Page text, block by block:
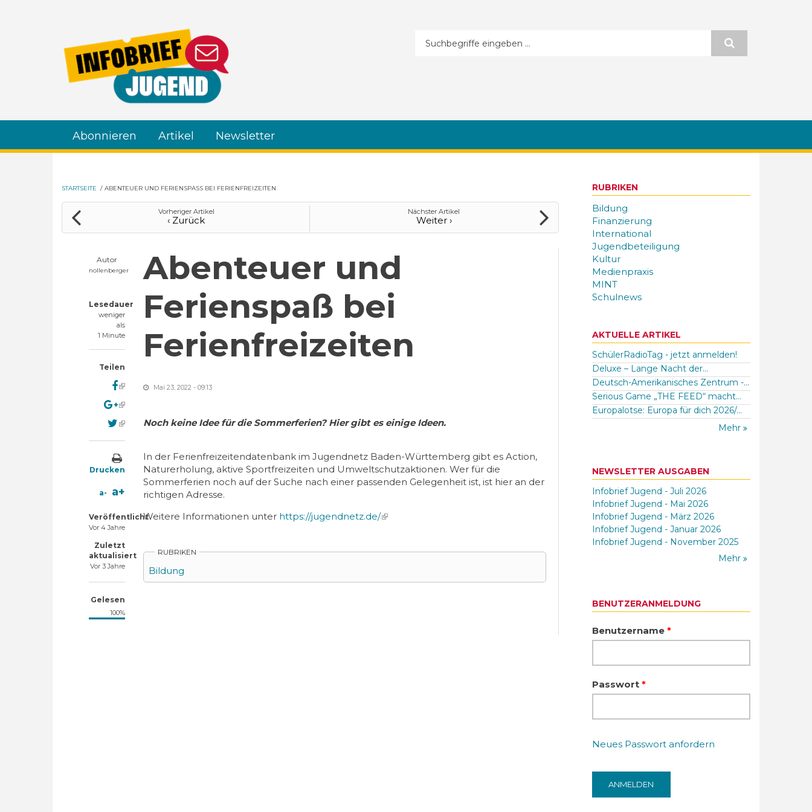
Suchformular
Abonnieren Artikel Newsletter
STARTSEITE / ABENTEUER UND FERIENSPASS BEI FERIENFREIZEITEN
Vorheriger Artikel
‹ Zurück
Nächster Artikel
Weiter ›
Autor
nollenberger
Lesedauer
weniger
als
1 Minute
Teilen
(link is external)
(link is external)
(link is external)
Drucken
a- a+
Veröffentlicht
Vor 4 Jahre
Zuletzt
aktualisiert
Vor 3 Jahre
Gelesen
100%
Abenteuer und
Ferienspaß bei
Ferienfreizeiten
Mai 23, 2022 - 09:13
Noch keine Idee für die Sommerferien? Hier gibt es einige Ideen.
In der Ferienfreizeitendatenbank im Jugendnetz Baden-Württemberg gibt es Action,
Naturerholung, aktive Sportfreizeiten und Umweltschutzaktionen. Wer für die
Sommerferien noch auf der Suche nach einer passenden Gelegenheit ist, ist hier an der
richtigen Adresse.
Weitere Informationen unter https://jugendnetz.de/(link is external)
RUBRIKEN
Bildung
RUBRIKEN
Bildung
Finanzierung
International
Jugendbeteiligung
Kultur
Medienpraxis
MINT
Schulnews
AKTUELLE ARTIKEL
SchülerRadioTag - jetzt anmelden!
Deluxe – Lange Nacht der...
Deutsch-Amerikanisches Zentrum -...
Serious Game „THE FEED“ macht...
Europalotse: Europa für dich 2026/...
Mehr
NEWSLETTER AUSGABEN
Infobrief Jugend - Juli 2026
Infobrief Jugend - Mai 2026
Infobrief Jugend - März 2026
Infobrief Jugend - Januar 2026
Infobrief Jugend - November 2025
Mehr
BENUTZERANMELDUNG
Benutzername *
Passwort *
Neues Passwort anfordern